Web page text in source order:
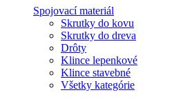
Spojovací materiál
Skrutky do kovu
Skrutky do dreva
Drôty
Klince lepenkové
Klince stavebné
Všetky kategórie